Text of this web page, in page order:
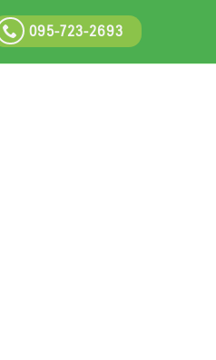
095-723-2693